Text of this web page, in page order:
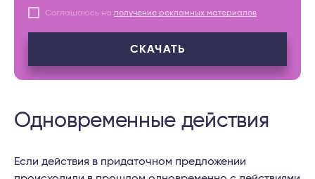
Соглашаюсь на получение рекламных материалов
СКАЧАТЬ
Одновременные действия
Если действия в придаточном предложении